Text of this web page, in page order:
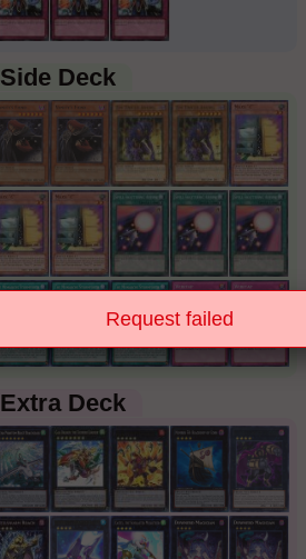
Side Deck
Extra Deck
Request failed